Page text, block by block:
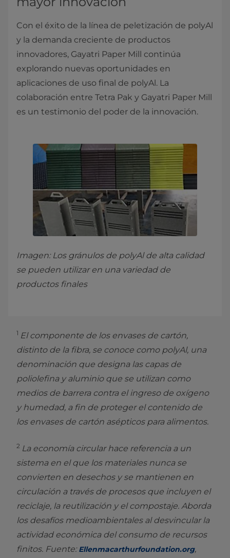
Con el éxito de la línea de peletización de polyAl
y la demanda creciente de productos
innovadores, Gayatri Paper Mill continúa
explorando nuevas oportunidades en
aplicaciones de uso final de polyAl. La
colaboración entre Tetra Pak y Gayatri Paper Mill
es un testimonio del poder de la innovación.
Imagen: Los gránulos de polyAl de alta calidad
se pueden utilizar en una variedad de
productos finales
1 El componente de los envases de cartón,
distinto de la fibra, se conoce como polyAl, una
denominación que designa las capas de
poliolefina y aluminio que se utilizan como
medios de barrera contra el ingreso de oxígeno
y humedad, a fin de proteger el contenido de
los envases de cartón asépticos para alimentos.
2 La economía circular hace referencia a un
sistema en el que los materiales nunca se
convierten en desechos y se mantienen en
circulación a través de procesos que incluyen el
reciclaje, la reutilización y el compostaje. Aborda
los desafíos medioambientales al desvincular la
actividad económica del consumo de recursos
finitos. Fuente:Ellenmacarthurfoundation.org,